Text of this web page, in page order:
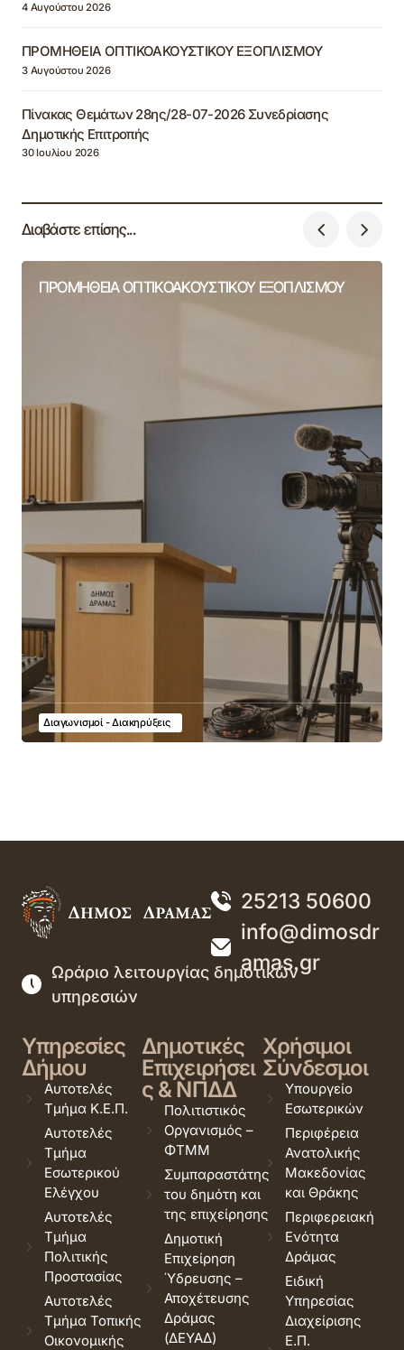
4 Αυγούστου 2026
ΠΡΟΜΗΘΕΙΑ ΟΠΤΙΚΟΑΚΟΥΣΤΙΚΟΥ ΕΞΟΠΛΙΣΜΟΥ
3 Αυγούστου 2026
Πίνακας Θεμάτων 28ης/28-07-2026 Συνεδρίασης
Δημοτικής Επιτροπής
30 Ιουλίου 2026
Διαβάστε επίσης...
ΠΡΟΜΗΘΕΙΑ ΟΠΤΙΚΟΑΚΟΥΣΤΙΚΟΥ ΕΞΟΠΛΙΣΜΟΥ
Διαγωνισμοί - Διακηρύξεις
25213 50600
info@dimosdr
amas.gr
Ωράριο λειτουργίας δημοτικών
υπηρεσιών
Υπηρεσίες
Δήμου
Αυτοτελές
Τμήμα Κ.Ε.Π.
Αυτοτελές
Τμήμα
Εσωτερικού
Ελέγχου
Αυτοτελές
Τμήμα
Πολιτικής
Προστασίας
Αυτοτελές
Τμήμα Τοπικής
Οικονομικής
Δημοτικές
Επιχειρήσει
ς & ΝΠΔΔ
Πολιτιστικός
Οργανισμός –
ΦΤΜΜ
Συμπαραστάτης
του δημότη και
της επιχείρησης
Δημοτική
Επιχείρηση
Ύδρευσης –
Αποχέτευσης
Δράμας
(ΔΕΥΑΔ)
Χρήσιμοι
Σύνδεσμοι
Υπουργείο
Εσωτερικών
Περιφέρεια
Ανατολικής
Μακεδονίας
και Θράκης
Περιφερειακή
Ενότητα
Δράμας
Ειδική
Υπηρεσίας
Διαχείρισης
Ε.Π.